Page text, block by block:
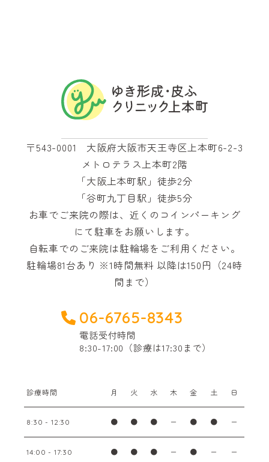
〒543-0001 大阪府大阪市天王寺区上本町6-2-3
メトロテラス上本町2階
「大阪上本町駅」徒歩2分
「谷町九丁目駅」徒歩5分
お車でご来院の際は、近くのコインパーキング
にて駐車をお願いします。
自転車でのご来院は駐輪場をご利用ください。
駐輪場81台あり ※1時間無料 以降は150円（24時
間まで）
06-6765-8343
電話受付時間
8:30-17:00（診療は17:30まで）
診療時間 月 火 水 木 金 土 日
8:30 - 12:30 ● ● ● ー ● ● ー
14:00 - 17:30 ● ● ● ー ● ー ー